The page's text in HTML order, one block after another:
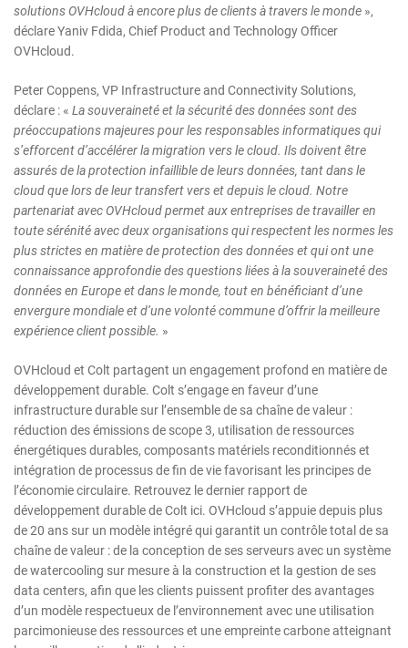
solutions OVHcloud à encore plus de clients à travers le monde »,
déclare Yaniv Fdida, Chief Product and Technology Officer
OVHcloud.
Peter Coppens, VP Infrastructure and Connectivity Solutions,
déclare : « La souveraineté et la sécurité des données sont des
préoccupations majeures pour les responsables informatiques qui
s’efforcent d’accélérer la migration vers le cloud. Ils doivent être
assurés de la protection infaillible de leurs données, tant dans le
cloud que lors de leur transfert vers et depuis le cloud. Notre
partenariat avec OVHcloud permet aux entreprises de travailler en
toute sérénité avec deux organisations qui respectent les normes les
plus strictes en matière de protection des données et qui ont une
connaissance approfondie des questions liées à la souveraineté des
données en Europe et dans le monde, tout en bénéficiant d’une
envergure mondiale et d’une volonté commune d’offrir la meilleure
expérience client possible. »
OVHcloud et Colt partagent un engagement profond en matière de
développement durable. Colt s’engage en faveur d’une
infrastructure durable sur l’ensemble de sa chaîne de valeur :
réduction des émissions de scope 3, utilisation de ressources
énergétiques durables, composants matériels reconditionnés et
intégration de processus de fin de vie favorisant les principes de
l’économie circulaire. Retrouvez le dernier rapport de
développement durable de Colt ici. OVHcloud s’appuie depuis plus
de 20 ans sur un modèle intégré qui garantit un contrôle total de sa
chaîne de valeur : de la conception de ses serveurs avec un système
de watercooling sur mesure à la construction et la gestion de ses
data centers, afin que les clients puissent profiter des avantages
d’un modèle respectueux de l’environnement avec une utilisation
parcimonieuse des ressources et une empreinte carbone atteignant